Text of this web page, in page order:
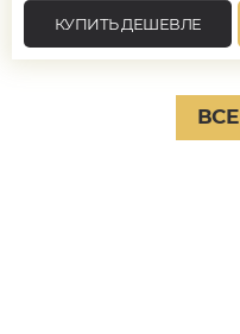
КУПИТЬ ДЕШЕВЛЕ